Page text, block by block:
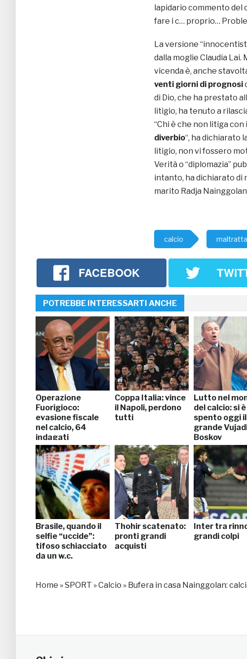
lapidario commento del
fare i c… proprio…
La versione
dalla moglie Claudia
vicenda è, anche
venti giorni di prognosi
di Dio, che ha prestato
litigio, ha tenuto a
“Chi è che non litiga
diverbio“, ha dichiarato
litigio, non vi fossero
Verità o “diplomazia”
intanto, ha dichiarato di
marito Radja
calcio
FACEBOOK
POTREBBE INTERESSARTI ANCHE
Operazione
Fuorigioco:
evasione fiscale
nel calcio, 64
indagati
Coppa Italia: vince
il Napoli, perdono
tutti
Lutto nel
del calcio: si è
spento oggi il
grande
Boskov
Brasile, quando il
selfie “uccide”:
tifoso schiacciato
da un w.c.
Thohir scatenato:
pronti grandi
acquisti
Inter tra
grandi colpi
Home »SPORT »Calcio » Bufera in casa Nainggolan: